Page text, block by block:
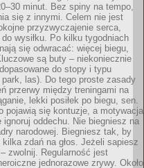
minut. Bez spiny na tempo,
się z innymi. Celem nie jest
przyzwyczajenie serca,
wysiłku. Po kilku tygodniach
się odwracać: więcej biegu,
są buty – niekoniecznie
do stopy i typu
park, las). Do tego proste zasady
przerwy między treningami na
lekki posiłek po biegu, sen.
pojawią się kontuzje, a motywacja
ignoruj oddechu. Nie biegniesz na
narodowej. Biegniesz tak, by
zdań na głos. Jeżeli sapiesz
zwolnij. Regularność jest
jednorazowe zrywy. Około